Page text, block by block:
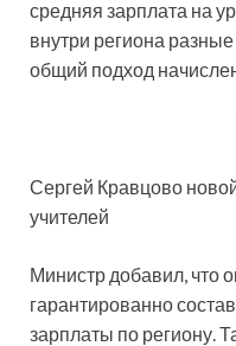
средняя зарплата на
внутри региона
общий подход
Сергей Кравцово
учителей
Министр добавил, что
гарантированно
зарплаты по региону.